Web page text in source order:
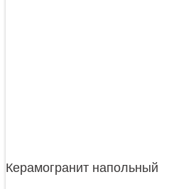
Керамогранит напольный